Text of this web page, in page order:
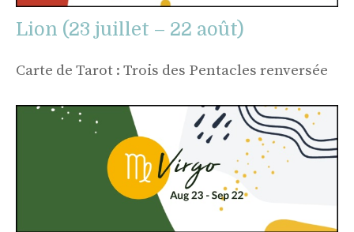
Lion (23 juillet – 22 août)
Carte de Tarot : Trois des Pentacles renversée